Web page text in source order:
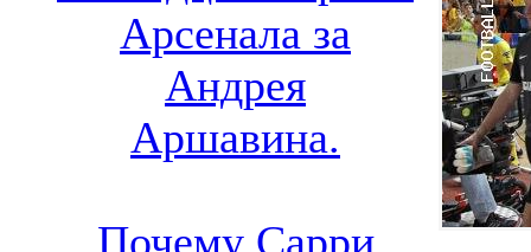
Арсенала за
Андрея
Аршавина.
Почему Сарри